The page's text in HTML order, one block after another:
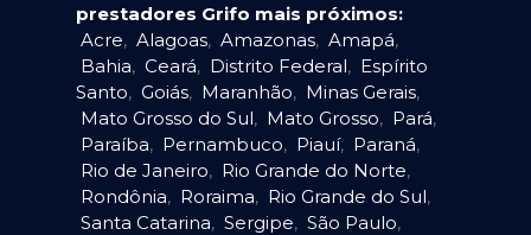
prestadores Grifo mais próximos:
Acre, Alagoas, Amazonas, Amapá,
Bahia, Ceará, Distrito Federal, Espírito
Santo, Goiás, Maranhão, Minas Gerais,
Mato Grosso do Sul, Mato Grosso, Pará,
Paraíba, Pernambuco, Piauí, Paraná,
Rio de Janeiro, Rio Grande do Norte,
Rondônia, Roraima, Rio Grande do Sul,
Santa Catarina, Sergipe, São Paulo,